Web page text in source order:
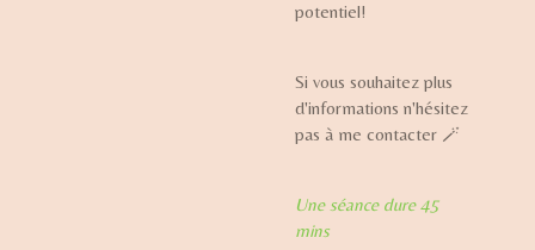
potentiel!
Si vous souhaitez plus
d'informations n'hésitez
pas à me contacter 🪄
Une séance dure 45
mins